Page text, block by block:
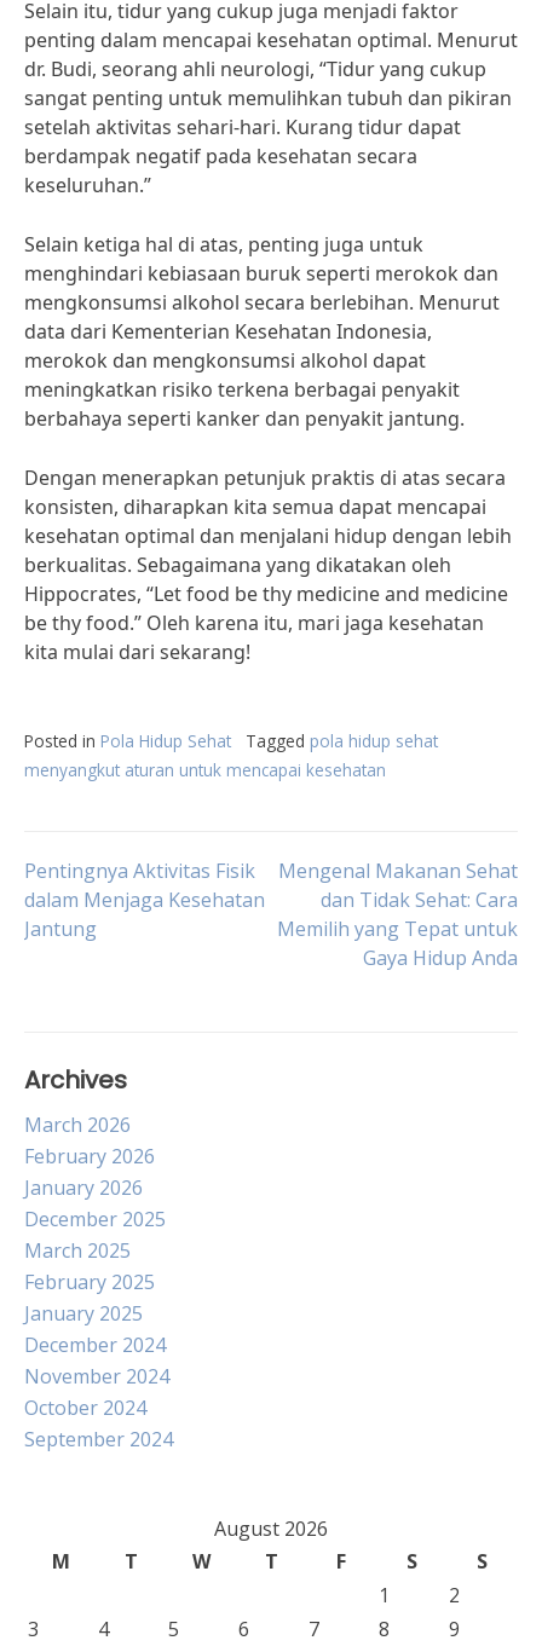
Selain itu, tidur yang cukup juga menjadi faktor
penting dalam mencapai kesehatan optimal. Menurut
dr. Budi, seorang ahli neurologi, “Tidur yang cukup
sangat penting untuk memulihkan tubuh dan pikiran
setelah aktivitas sehari-hari. Kurang tidur dapat
berdampak negatif pada kesehatan secara
keseluruhan.”
Selain ketiga hal di atas, penting juga untuk
menghindari kebiasaan buruk seperti merokok dan
mengkonsumsi alkohol secara berlebihan. Menurut
data dari Kementerian Kesehatan Indonesia,
merokok dan mengkonsumsi alkohol dapat
meningkatkan risiko terkena berbagai penyakit
berbahaya seperti kanker dan penyakit jantung.
Dengan menerapkan petunjuk praktis di atas secara
konsisten, diharapkan kita semua dapat mencapai
kesehatan optimal dan menjalani hidup dengan lebih
berkualitas. Sebagaimana yang dikatakan oleh
Hippocrates, “Let food be thy medicine and medicine
be thy food.” Oleh karena itu, mari jaga kesehatan
kita mulai dari sekarang!
Posted in Pola Hidup Sehat Tagged pola hidup sehat
menyangkut aturan untuk mencapai kesehatan
Post
navigation
Pentingnya Aktivitas Fisik
dalam Menjaga Kesehatan
Jantung
Mengenal Makanan Sehat
dan Tidak Sehat: Cara
Memilih yang Tepat untuk
Gaya Hidup Anda
Archives
March 2026
February 2026
January 2026
December 2025
March 2025
February 2025
January 2025
December 2024
November 2024
October 2024
September 2024
August 2026
M
T W T F S
S
1
2
3
4 5 6 7 8
9